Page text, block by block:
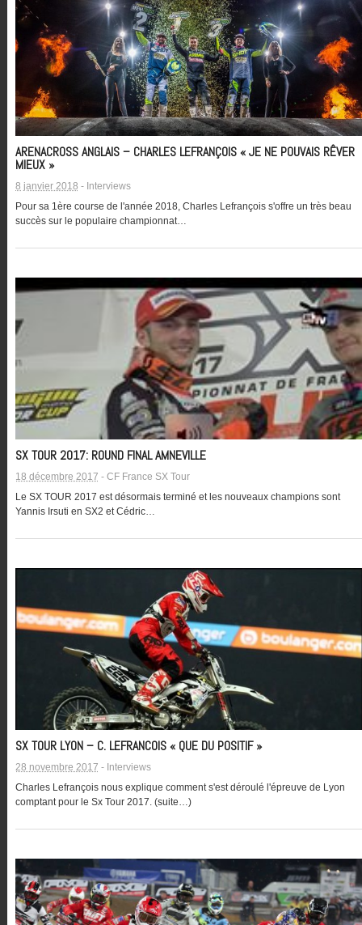
ARENACROSS ANGLAIS – CHARLES LEFRANÇOIS « JE NE POUVAIS RÊVER
MIEUX »
8 janvier 2018 - Interviews
Pour sa 1ère course de l'année 2018, Charles Lefrançois s'offre un très beau
succès sur le populaire championnat…
SX TOUR 2017: ROUND FINAL AMNEVILLE
18 décembre 2017 - CF France SX Tour
Le SX TOUR 2017 est désormais terminé et les nouveaux champions sont
Yannis Irsuti en SX2 et Cédric…
SX TOUR LYON – C. LEFRANCOIS « QUE DU POSITIF »
28 novembre 2017 - Interviews
Charles Lefrançois nous explique comment s'est déroulé l'épreuve de Lyon
comptant pour le Sx Tour 2017. (suite…)